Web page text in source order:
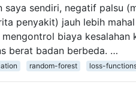
saya sendiri, negatif palsu
penyakit) jauh lebih
biaya
berat badan berbeda. …
random-forest loss-